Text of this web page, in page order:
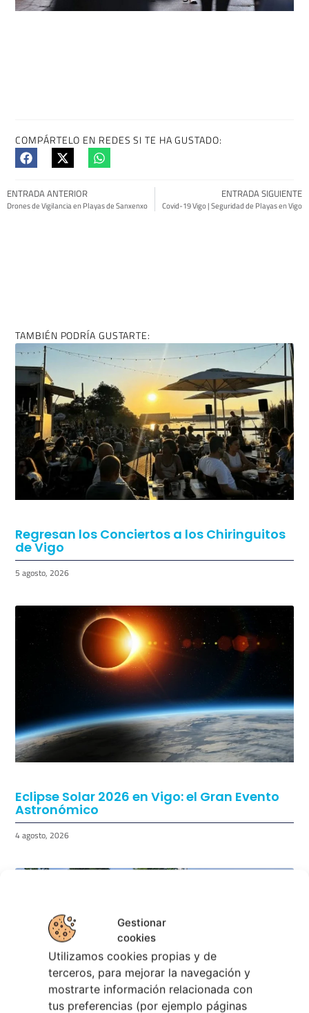
Gestionar
cookies
Utilizamos cookies propias y de
terceros, para mejorar la navegación y
mostrarte información relacionada con
tus preferencias (por ejemplo páginas
Drones de Vigilancia en Playas de Sanxenxo
TAMBIÉN PODRÍA GUSTARTE:
Regresan los Conciertos a los Chiringuitos
5 agosto, 2026
Eclipse Solar 2026 en Vigo: el Gran Evento
Astronómico
4 agosto, 2026